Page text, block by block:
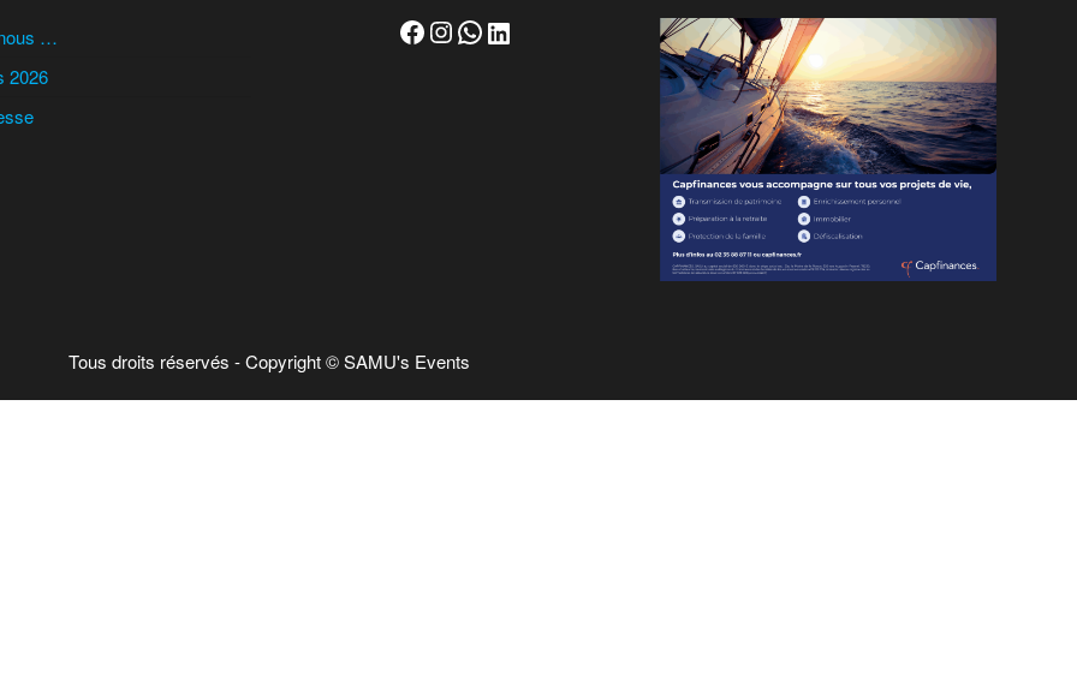
…
2026
Facebook
Instagram
WhatsApp
LinkedIn
Tous droits réservés - Copyright © SAMU's Events